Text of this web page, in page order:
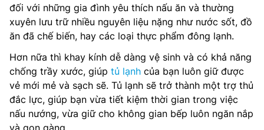
đối với những gia đình yêu thích nấu ăn và thường
xuyên lưu trữ nhiều nguyên liệu nặng như nước sốt, đồ
ăn đã chế biến, hay các loại thực phẩm đông lạnh.
Hơn nữa thì khay kính dễ dàng vệ sinh và có khả năng
chống trầy xước, giúp tủ lạnh của bạn luôn giữ được
vẻ mới mẻ và sạch sẽ. Tủ lạnh sẽ trở thành một trợ thủ
đắc lực, giúp bạn vừa tiết kiệm thời gian trong việc
nấu nướng, vừa giữ cho không gian bếp luôn ngăn nắp
và gọn gàng.